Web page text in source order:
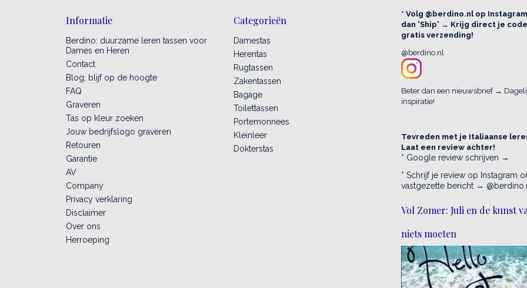
Informatie
Berdino: duurzame leren tassen voor
Dames en Heren
Contact
Blog; blijf op de hoogte
FAQ
Graveren
Tas op kleur zoeken
Jouw bedrijfslogo graveren
Retouren
Garantie
AV
Company
Privacy verklaring
Disclaimer
Over ons
Herroeping
Categorieën
Damestas
Herentas
Rugtassen
Zakentassen
Bagage
Toilettassen
Portemonnees
Kleinleer
Dokterstas
* Volg @berdino.nl op
dan 'Ship' → Krijg direct je
gratis verzending!
@berdino.nl
Beter dan een nieuwsbrief →
inspiratie!
Tevreden met je Italiaanse
Laat een review achter!
* Google review schrijven →
* Schrijf je review op Instagram
vastgezette bericht →
Vol Zomer: Juli en de kunst
niets moeten